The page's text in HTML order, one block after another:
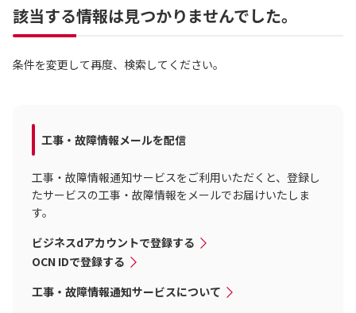
該当する情報は見つかりませんでした。
条件を変更して再度、検索してください。
工事・故障情報メールを配信
工事・故障情報通知サービスをご利用いただくと、登録し
たサービスの工事・故障情報をメールでお届けいたしま
す。
ビジネスdアカウントで登録する
OCN IDで登録する
工事・故障情報通知サービスについて